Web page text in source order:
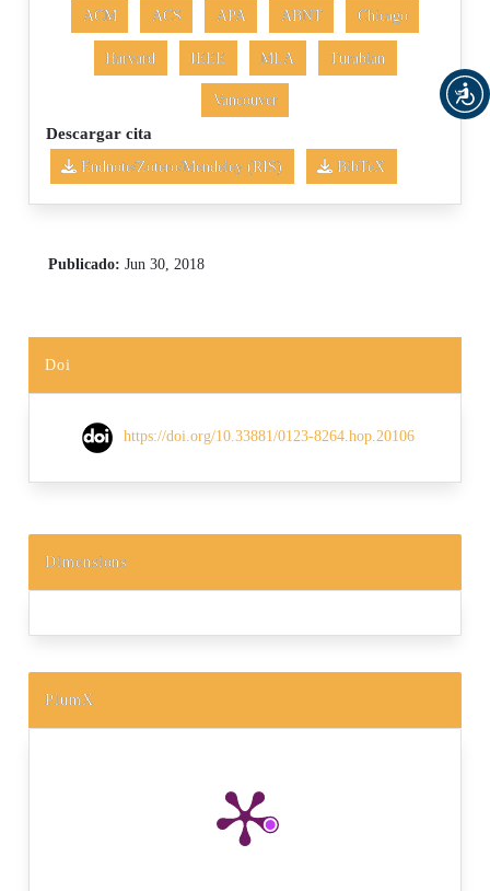
ACM ACS APA ABNT Chicago
Harvard IEEE MLA Turabian
Vancouver
Descargar cita
Endnote/Zotero/Mendeley (RIS) BibTeX
Publicado: Jun 30, 2018
Doi
https://doi.org/10.33881/0123-8264.hop.20106
Dimensions
PlumX